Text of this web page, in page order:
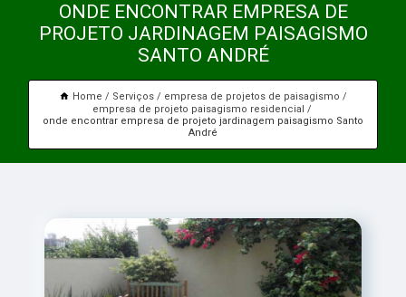
ONDE ENCONTRAR EMPRESA DE
PROJETO JARDINAGEM PAISAGISMO
SANTO ANDRÉ
Home Serviços
empresa de projetos de paisagismo
empresa de projeto paisagismo residencial
onde encontrar empresa de projeto jardinagem paisagismo Santo
André